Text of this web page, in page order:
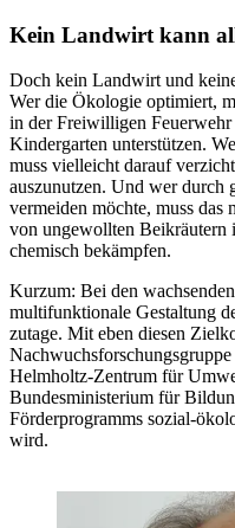
Kein Landwirt kann
Doch kein Landwirt und
Wer die Ökologie optimiert,
in der Freiwilligen Feuerwehr
Kindergarten unterstützen.
muss vielleicht darauf
auszunutzen. Und wer durch
vermeiden möchte, muss
von ungewollten Beikräutern
chemisch bekämpfen.
Kurzum: Bei den
multifunktionale Gestaltung
zutage. Mit eben diesen
Helmholtz-Zentrum für
Bundesministerium für
Förderprogramms sozial-
wird.